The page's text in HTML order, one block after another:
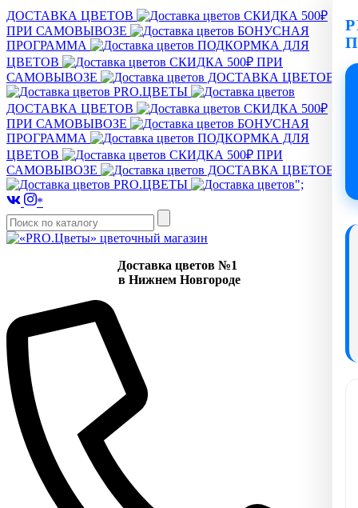
ДОСТАВКА ЦВЕТОВ
СКИДКА 500₽
ПРИ САМОВЫВОЗЕ
БОНУСНАЯ
ПРОГРАММА
ПОДКОРМКА ДЛЯ
ЦВЕТОВ
СКИДКА 500₽ ПРИ
САМОВЫВОЗЕ
ДОСТАВКА ЦВЕТОВ
PRO.ЦВЕТЫ
ДОСТАВКА ЦВЕТОВ
СКИДКА 500₽
ПРИ САМОВЫВОЗЕ
БОНУСНАЯ
ПРОГРАММА
ПОДКОРМКА ДЛЯ
ЦВЕТОВ
СКИДКА 500₽ ПРИ
САМОВЫВОЗЕ
ДОСТАВКА ЦВЕТОВ
PRO.ЦВЕТЫ
";
*
Доставка цветов №1
в Нижнем Новгороде